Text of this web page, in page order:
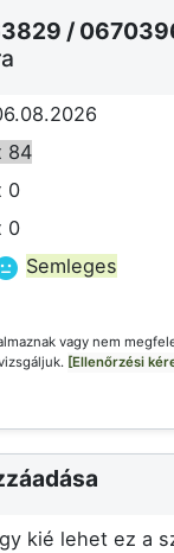
/
84
0
0
Semleges
vagy nem
[Ellenőrzési
kié lehet ez a